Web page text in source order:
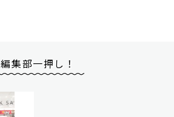
編集部一押し！